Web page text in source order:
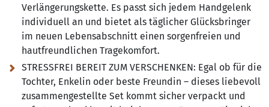
Verlängerungskette. Es passt sich jedem Handgelenk
individuell an und bietet als täglicher Glücksbringer
im neuen Lebensabschnitt einen sorgenfreien und
hautfreundlichen Tragekomfort.
STRESSFREI BEREIT ZUM VERSCHENKEN: Egal ob für die
Tochter, Enkelin oder beste Freundin – dieses liebevoll
zusammengestellte Set kommt sicher verpackt und